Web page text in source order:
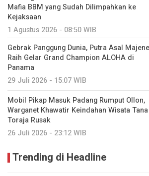
Mafia BBM yang Sudah Dilimpahkan ke
Kejaksaan
1 Agustus 2026 - 08:50 WIB
Gebrak Panggung Dunia, Putra Asal Majene
Raih Gelar Grand Champion ALOHA di
Panama
29 Juli 2026 - 15:07 WIB
Mobil Pikap Masuk Padang Rumput Ollon,
Warganet Khawatir Keindahan Wisata Tana
Toraja Rusak
26 Juli 2026 - 23:12 WIB
Trending di Headline